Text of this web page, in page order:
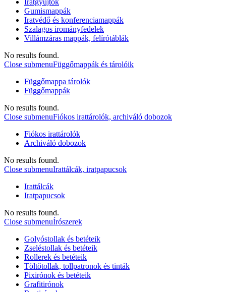
Iratgyűjtők
Gumismappák
Iratvédő és konferenciamappák
Szalagos irományfedelek
Villámzáras mappák, felírótáblák
No results found.
Close submenuFüggőmappák és tárolóik
Függőmappa tárolók
Függőmappák
No results found.
Close submenuFiókos irattárolók, archiváló dobozok
Fiókos irattárolók
Archiváló dobozok
No results found.
Close submenuIrattálcák, iratpapucsok
Irattálcák
Iratpapucsok
No results found.
Close submenuÍrószerek
Golyóstollak és betéteik
Zseléstollak és betéteik
Rollerek és betéteik
Töltőtollak, tollpatronok és tinták
Pixirónok és betéteik
Grafitirónok